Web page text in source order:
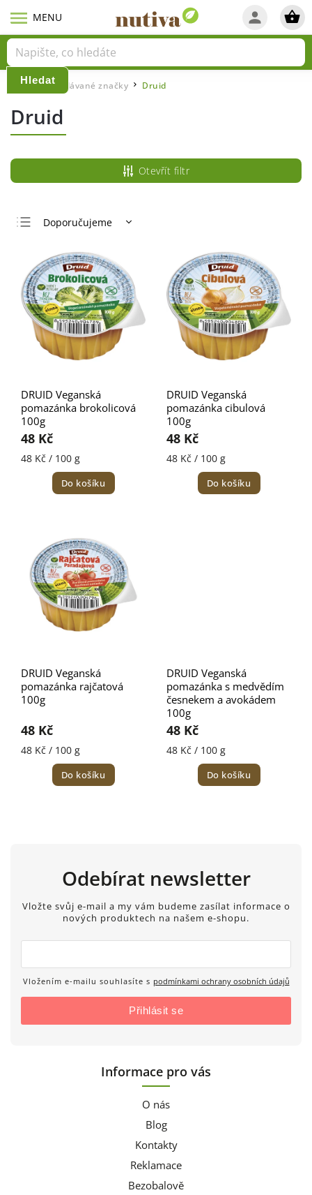
Hledat
Domů / Prodávané značky / Druid
Druid
Otevřít filtr
Doporučujeme
Nejdražší
Nejprodávanější
Abecedně
DRUID Veganská
pomazánka brokolicová
100g
48 Kč
48 Kč / 100 g
Do košíku
DRUID Veganská
pomazánka cibulová
100g
48 Kč
48 Kč / 100 g
Do košíku
DRUID Veganská
pomazánka rajčatová
100g
48 Kč
48 Kč / 100 g
Do košíku
DRUID Veganská
pomazánka s medvědím
česnekem a avokádem
100g
48 Kč
48 Kč / 100 g
Do košíku
Odebírat newsletter
Vložte svůj e-mail a my vám budeme zasílat informace o
nových produktech na našem e-shopu.
Vložením e-mailu souhlasíte s podmínkami ochrany osobních údajů
Přihlásit se
Informace pro vás
O nás
Blog
Kontakty
Reklamace
Bezobalově